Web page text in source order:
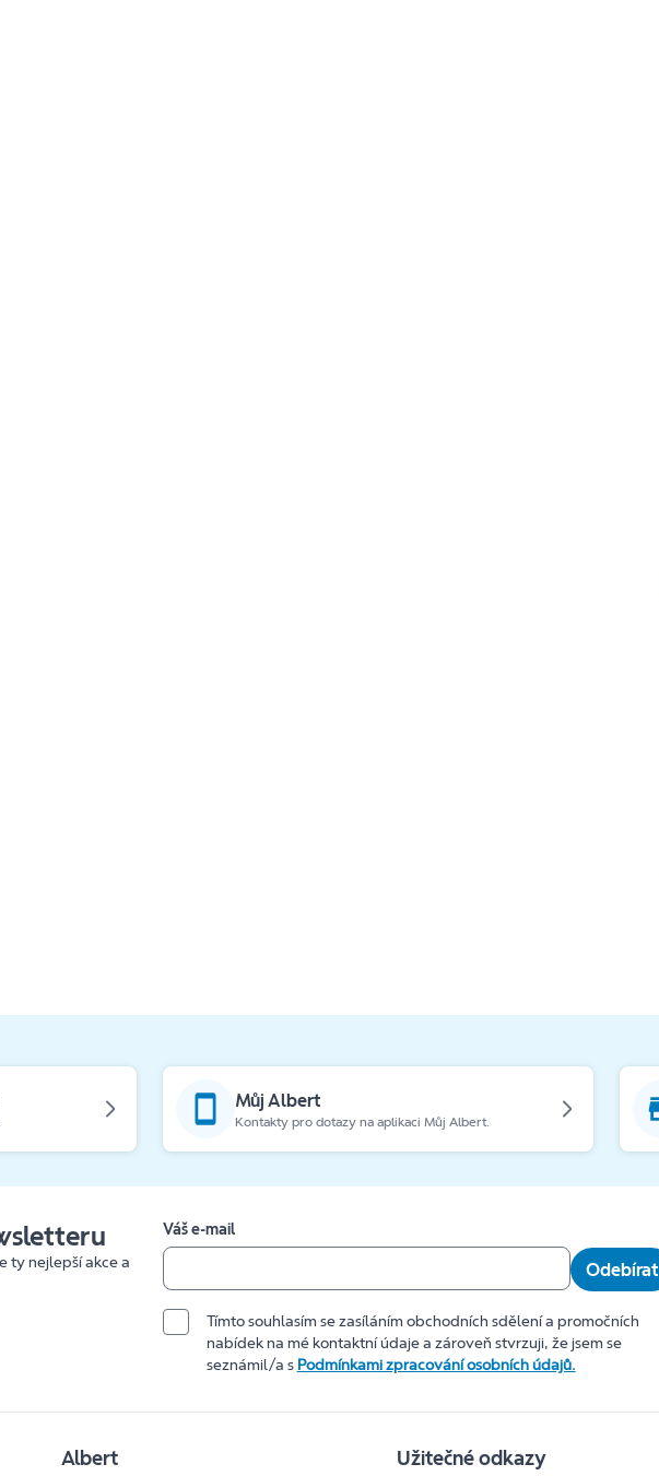
Můj Albert
Kontakty pro dotazy na aplikaci Můj Albert.
ty nejlepší akce a
Váš e-mail
Odebírat
Tímto souhlasím se zasíláním obchodních sdělení a promočních
nabídek na mé kontaktní údaje a zároveň stvrzuji, že jsem se
seznámil/a s Podmínkami zpracování osobních údajů.
Albert Užitečné odkazy